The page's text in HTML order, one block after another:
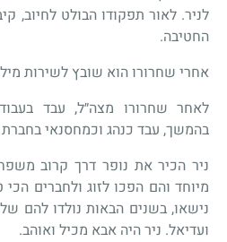
לניר. לאור תפקודו הבולט לחיוב,
החטיבה.
אחרי שחרורו הוא שובץ לשירות מילואים
לאחר שחרורו מצה״ל, עבד
בהמשך, עבד כנהג וכמחסנאי
ניר הכיר את נופר דרך קרוב
נישאו, בשנים הבאות נולדו להם
ועדיאל. ניר היה אבא מכיל ואוהב.